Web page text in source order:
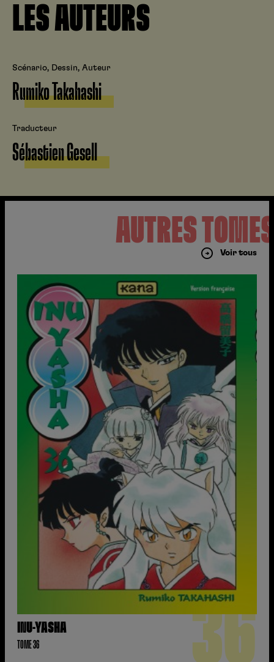
LES AUTEURS
Scénario, Dessin, Auteur
Rumiko Takahashi
Traducteur
Sébastien Gesell
AUTRES
Voir tous
INU-YASHA
TOME 36 36